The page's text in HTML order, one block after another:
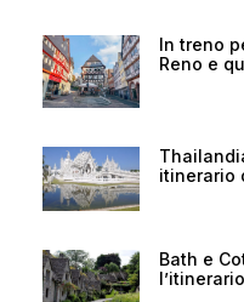
In treno
Reno e
itinerario
Bath e